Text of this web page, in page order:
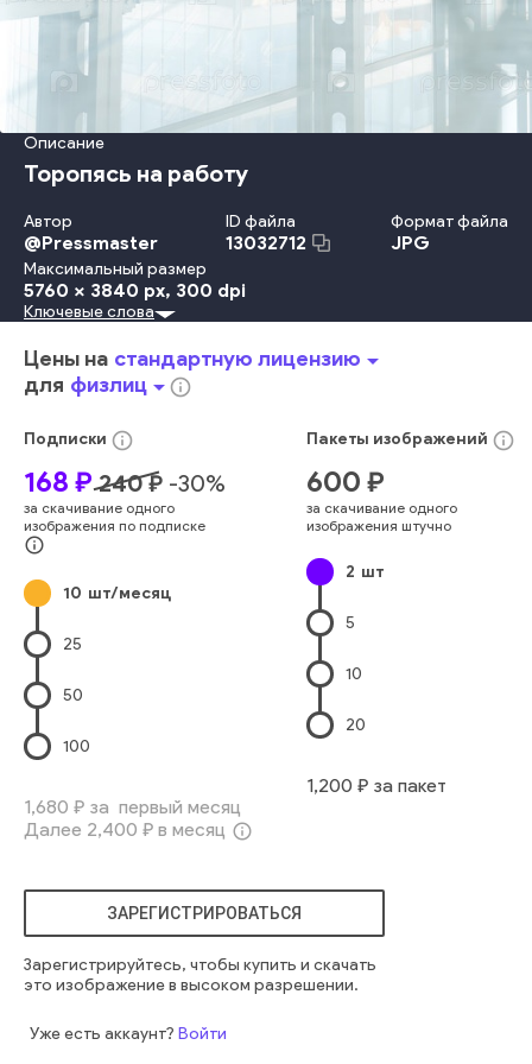
Описание
Торопясь на работу
Автор
@Pressmaster
ID файла
13032712
Формат файла
JPG
Максимальный размер
5760 x 3840 px, 300 dpi
Взрослый Женщины
Движение Отражение Действие Бизнесмен
Предприниматель Строительство
Контур
Скорость Багаж Аэропорт
Деловой Человек
Городское Место Действия
Структура Здания
Место Для Текста
Размытое Движение Офисное Здание
Прихожая
человек
закрытый
интерьер
современный
профессия
размытый торопливо
Ключевые слова
Цены на стандартную лицензиюarrow_drop_down
для физлицarrow_drop_downinfo_outline
Подписки info_outline
168 ₽ 240₽ -30%
за скачивание одного
изображения по подписке
info_outline
10 шт/месяц
25
50
100
1,680 ₽ за первый месяц
Далее 2,400 ₽ в месяц info_outline
Пакеты изображений info_outline
600 ₽
за скачивание одного
изображения штучно
2 шт
5
10
20
1,200 ₽ за пакет
ЗАРЕГИСТРИРОВАТЬСЯ
Зарегистрируйтесь, чтобы купить и скачать
это изображение в высоком разрешении.
Уже есть аккаунт? Войти